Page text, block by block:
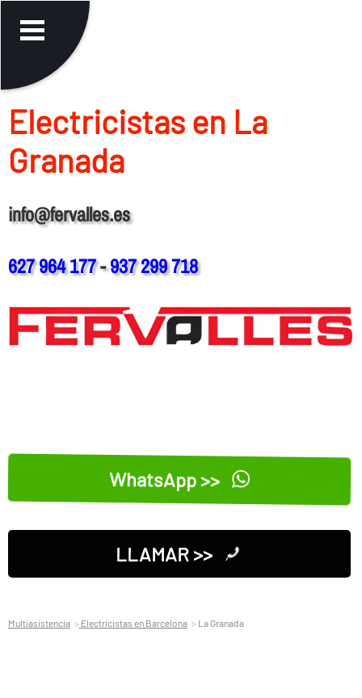
Electricistas en La
Granada
info@fervalles.es
627 964 177-937 299 718
WhatsApp >>
LLAMAR >>
Multiasistencia Electricistas en Barcelona La Granada